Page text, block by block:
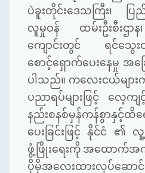
ပဲခူးတိုင်းဒေသကြီး၊ ပ
လူမှုဝန် ထမ်းဦးစီးဌာ
ကျောင်းတွင် ရင်သွေး
စောင့်ရှောက်ပေးနေမှု အခ
ပါသည်။ ကလေးငယ်မျာ
ပညာရပ်များဖြင့် လေ့ကျ
နည်းစနစ်မှန်ကန်စွာနှင့်
ပေးခြင်းဖြင့် နိုင်ငံ ၏
ဖွံ့ဖြိုးရေးကို အထောက်အကူ
ပိုမိုအလေးထားလုပ်ဆောင်ပ